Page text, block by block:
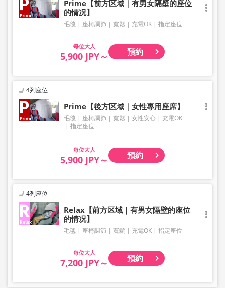
Prime【前方区域｜有男女隔壁的座位
的情况】
毛毯 座椅調節 寬鬆 充電OK 指定座位
大人
5,900 JPY～ 預約
4列座位
Prime【後方区域｜女性專用座席】
毛毯 座椅調節 寬鬆 女性安心
充電OK
指定座位
大人
5,900 JPY～ 預約
4列座位
Relax【前方区域｜有男女隔壁的座位
的情况】
毛毯 座椅調節 寬鬆 充電OK 指定座位
大人
7,200 JPY～ 預約